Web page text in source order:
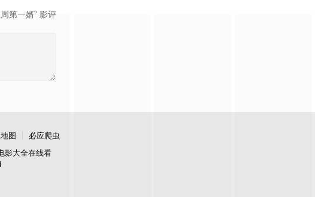
第一婿” 影评
图
必应爬虫
影大全在线看